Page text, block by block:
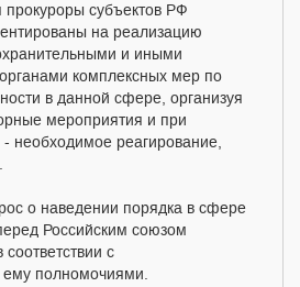
субъектов РФ
на реализацию
и иными
комплексных мер по
в данной сфере, организуя
мероприятия и при
необходимое реагирование,
о наведении порядка в сфере
Российским союзом
с
полномочиями.